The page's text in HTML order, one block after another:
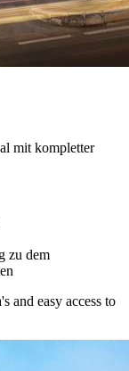
mit kompletter
zu dem
and easy access to